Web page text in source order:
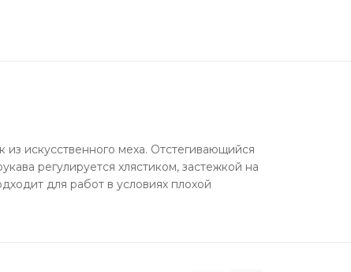
из искусственного меха. Отстегивающийся
регулируется хлястиком, застежкой на
для работ в условиях плохой